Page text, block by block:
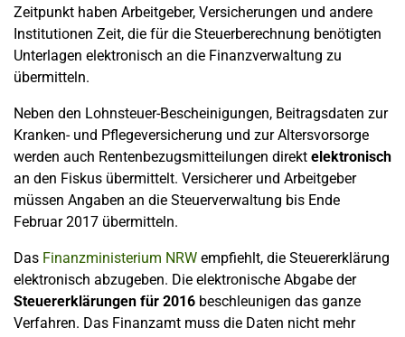
Zeitpunkt haben Arbeitgeber, Versicherungen und andere
Institutionen Zeit, die für die Steuerberechnung benötigten
Unterlagen elektronisch an die Finanzverwaltung zu
übermitteln.
Neben den Lohnsteuer-Bescheinigungen, Beitragsdaten zur
Kranken- und Pflegeversicherung und zur Altersvorsorge
werden auch Rentenbezugsmitteilungen direkt elektronisch
an den Fiskus übermittelt. Versicherer und Arbeitgeber
müssen Angaben an die Steuerverwaltung bis Ende
Februar 2017 übermitteln.
Das Finanzministerium NRW empfiehlt, die Steuererklärung
elektronisch abzugeben. Die elektronische Abgabe der
Steuererklärungen für 2016 beschleunigen das ganze
Verfahren. Das Finanzamt muss die Daten nicht mehr